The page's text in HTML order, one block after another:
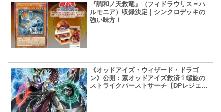
『調和ノ天救竜』（フィドラウリス＝ハ
ルモニア）収録決定｜シンクロデッキの
強い味方！
《オッドアイズ・ウィザード・ドラゴ
ン》公開：素オッドアイズ救済？螺旋の
ストライクバーストサーチ【DPレジェン